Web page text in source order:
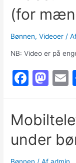
b
o
o
k
d
o
n
(for
Bønnen,Videoer /
NB: Video er på
F
a
c
e
b
o
M
a
st
o
d
o
l
under
Bønnen / Afadmin